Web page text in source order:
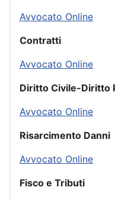
Avvocato Online
Contratti
Avvocato Online
Diritto Civile-Diritto
Avvocato Online
Risarcimento Danni
Avvocato Online
Fisco e Tributi